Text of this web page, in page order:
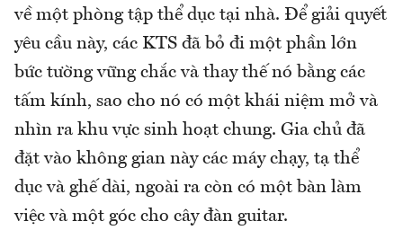
về một phòng tập thể dục tại nhà. Để giải quyết
yêu cầu này, các KTS đã bỏ đi một phần lớn
bức tường vững chắc và thay thế nó bằng các
tấm kính, sao cho nó có một khái niệm mở và
nhìn ra khu vực sinh hoạt chung. Gia chủ đã
đặt vào không gian này các máy chạy, tạ thể
dục và ghế dài, ngoài ra còn có một bàn làm
việc và một góc cho cây đàn guitar.